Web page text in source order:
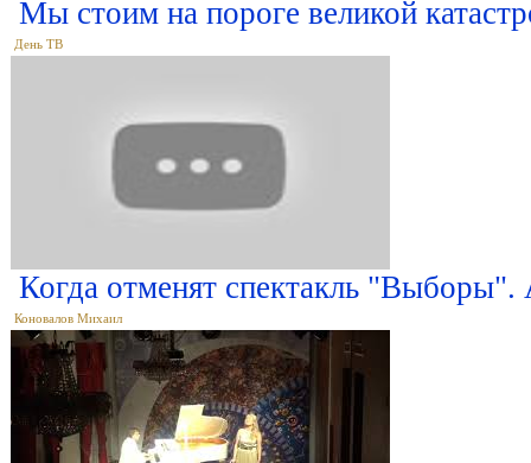
Мы стоим на пороге великой
День ТВ
Когда отменят спектакль
Коновалов Михаил